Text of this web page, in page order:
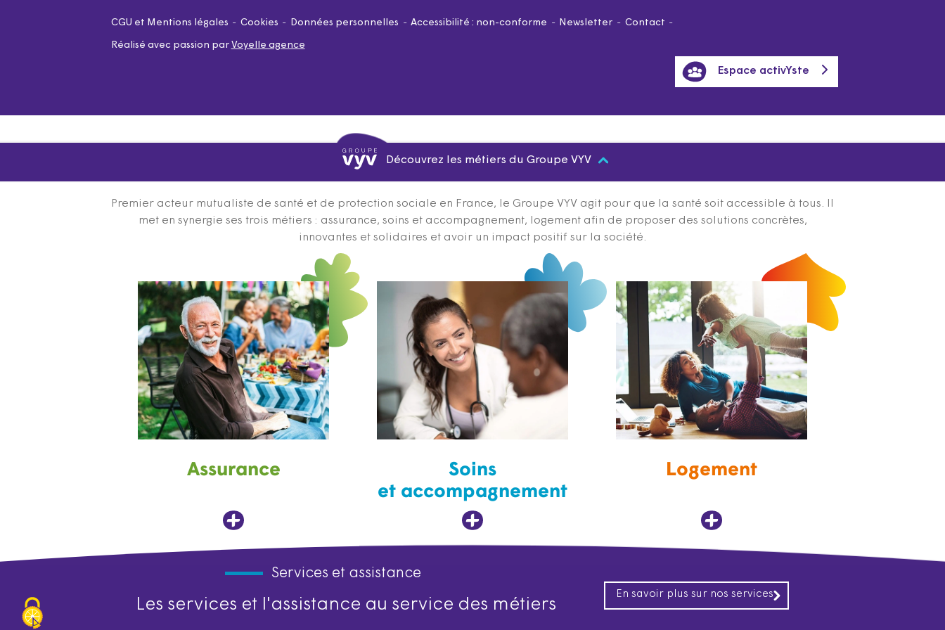
CGU et Mentions légales Cookies Données personnelles Accessibilité : non-conforme Newsletter Contact
Réalisé avec passion par Voyelle agence
Espace activYste
Découvrez les métiers du Groupe VYV
Premier acteur mutualiste de santé et de protection sociale en France, le Groupe VYV agit pour que la santé soit accessible à tous. Il
met en synergie ses trois métiers : assurance, soins et accompagnement, logement afin de proposer des solutions concrètes,
innovantes et solidaires et avoir un impact positif sur la société.
Assurance
Soins
et accompagnement
Logement
Services et assistance
Les services et l'assistance au service des métiers
En savoir plus sur nos services